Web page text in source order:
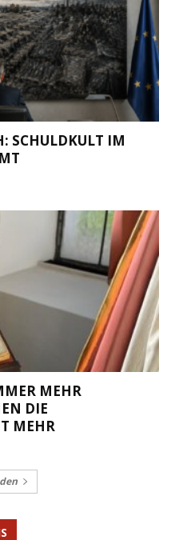
SCHULDKULT IM
MEHR
DIE
MEHR